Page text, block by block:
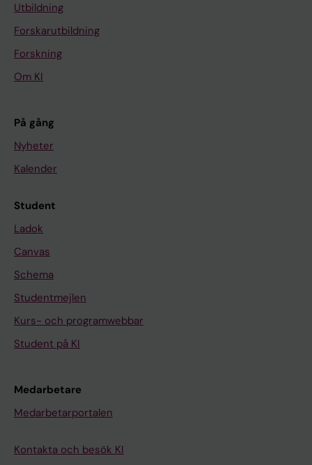
Utbildning
Forskarutbildning
Forskning
Om KI
På gång
Nyheter
Kalender
Student
Ladok
Canvas
Schema
Studentmejlen
Kurs- och programwebbar
Student på KI
Medarbetare
Medarbetarportalen
Kontakta och besök KI